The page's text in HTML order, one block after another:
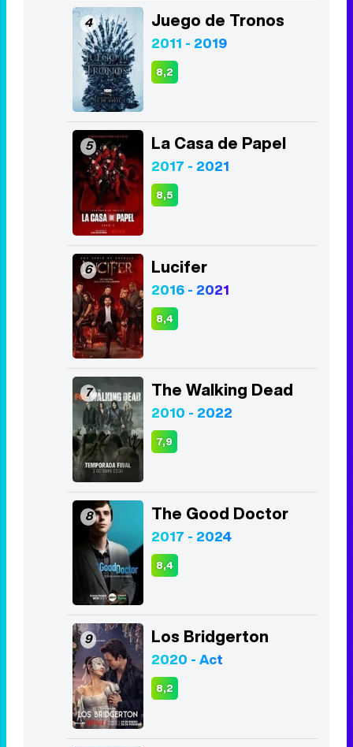
4 Juego de Tronos
2011 - 2019
8,2
5 La Casa de Papel
2017 - 2021
8,5
6 Lucifer
2016 - 2021
8,4
7 The Walking Dead
2010 - 2022
7,9
8 The Good Doctor
2017 - 2024
8,4
9 Los Bridgerton
2020 - Act
8,2